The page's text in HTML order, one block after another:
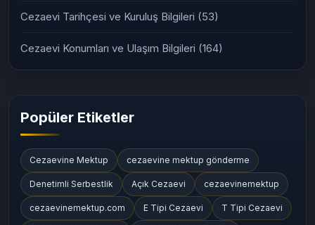
Cezaevi Tarihçesi ve Kuruluş Bilgileri (53)
Cezaevi Konumları ve Ulaşım Bilgileri (164)
Popüler Etiketler
Cezaevine Mektup cezaevine mektup gönderme
Denetimli Serbestlik Açık Cezaevi cezaevinemektup
cezaevinemektup.com E Tipi Cezaevi T Tipi Cezaevi